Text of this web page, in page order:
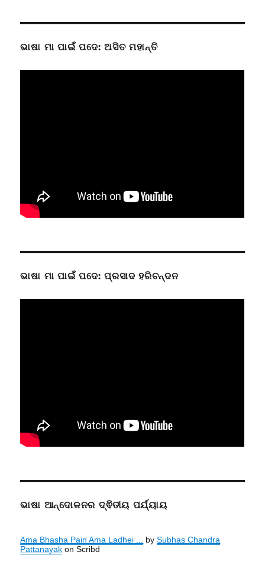
ଭାଷା ମା ପାଇଁ ପଦେ: ଅସିତ ମହାନ୍ତି
ଭାଷା ମା ପାଇଁ ପଦେ: ପ୍ରସାଦ ହରିଚନ୍ଦନ
ଭାଷା ଆନ୍ଦୋଳନର ଦ୍ଵିତୀୟ ପର୍ଯ୍ୟାୟ
Ama Bhasha Pain Ama Ladhei ... bySubhas Chandra
Pattanayak on Scribd